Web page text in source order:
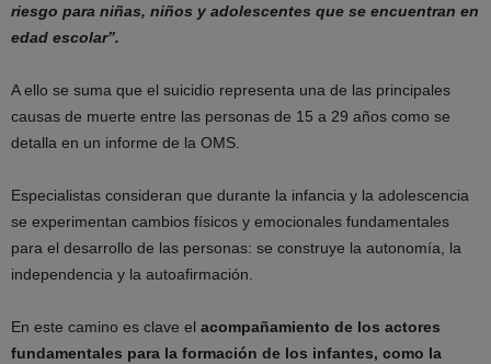
riesgo para niñas, niños y adolescentes que se encuentran en
edad escolar”.
A ello se suma que el suicidio representa una de las principales
causas de muerte entre las personas de 15 a 29 años como se
detalla en un informe de la OMS.
Especialistas consideran que durante la infancia y la adolescencia
se experimentan cambios físicos y emocionales fundamentales
para el desarrollo de las personas: se construye la autonomía, la
independencia y la autoafirmación.
En este camino es clave el acompañamiento de los actores
fundamentales para la formación de los infantes, como la